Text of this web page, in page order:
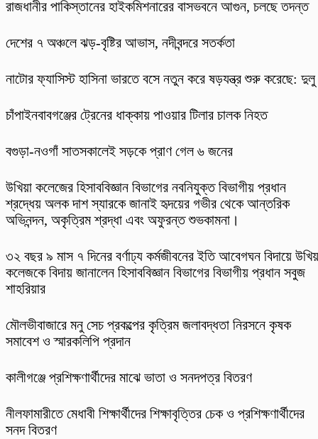
রাজধানীর পাকিস্তানের হাইকমিশনারের বাসভবনে আগুন, চলছে তদন্ত
দেশের ৭ অঞ্চলে ঝড়-বৃষ্টির আভাস, নদীবন্দরে সতর্কতা
নাটোর ফ্যাসিস্ট হাসিনা ভারতে বসে নতুন করে ষড়যন্ত্র শুরু করেছে: দুলু
চাঁপাইনবাবগঞ্জের ট্রেনের ধাক্কায় পাওয়ার টিলার চালক নিহত
বগুড়া-নওগাঁ সাতসকালেই সড়কে প্রাণ গেল ৬ জনের
উখিয়া কলেজের হিসাববিজ্ঞান বিভাগের নবনিযুক্ত বিভাগীয় প্রধান
শ্রদ্ধেয় অলক দাশ স্যারকে জানাই হৃদয়ের গভীর থেকে আন্তরিক
অভিনন্দন, অকৃত্রিম শ্রদ্ধা এবং অফুরন্ত শুভকামনা।
৩২ বছর ৯ মাস ৭ দিনের বর্ণাঢ্য কর্মজীবনের ইতি আবেগঘন বিদায়ে
কলেজকে বিদায় জানালেন হিসাববিজ্ঞান বিভাগের বিভাগীয় প্রধান সবুজ
শাহরিয়ার
মৌলভীবাজারে মনু সেচ প্রকল্পের কৃত্রিম জলাবদ্ধতা নিরসনে কৃষক
সমাবেশ ও স্মারকলিপি প্রদান
কালীগঞ্জে প্রশিক্ষণার্থীদের মাঝে ভাতা ও সনদপত্র বিতরণ
নীলফামারীতে মেধাবী শিক্ষার্থীদের শিক্ষাবৃত্তির চেক ও প্রশিক্ষণার্থীদের
সনদ বিতরণ